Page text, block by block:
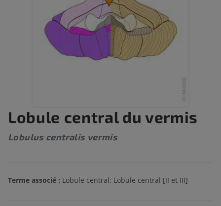
Lobule central du vermis
Lobulus centralis vermis
Terme associé : Lobule central; Lobule central [II et III]